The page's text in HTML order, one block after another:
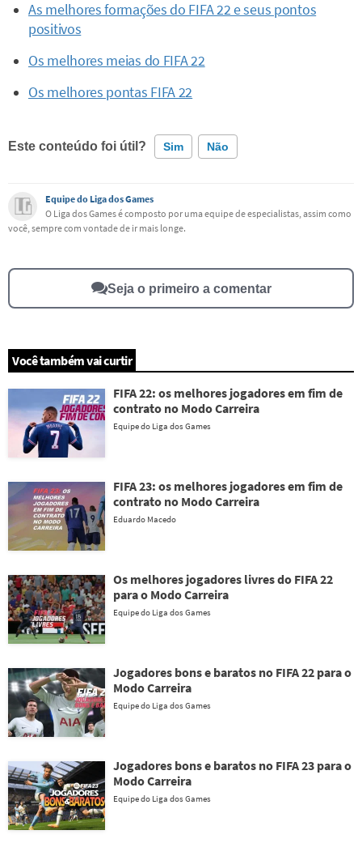
As melhores formações do FIFA 22 e seus pontos
positivos
Os melhores meias do FIFA 22
Os melhores pontas FIFA 22
Este conteúdo foi útil? Sim Não
Este conteúdo contém informação incorreta
Este conteúdo não tem a informação que procuro
Equipe do Liga dos Games
O Liga dos Games é composto por uma equipe de especialistas, assim como
você, sempre com vontade de ir mais longe.
Seja o primeiro a comentar
Você também vai curtir
FIFA 22: os melhores jogadores em fim de
contrato no Modo Carreira
Equipe do Liga dos Games
FIFA 23: os melhores jogadores em fim de
contrato no Modo Carreira
Eduardo Macedo
Os melhores jogadores livres do FIFA 22
para o Modo Carreira
Equipe do Liga dos Games
Jogadores bons e baratos no FIFA 22 para o
Modo Carreira
Equipe do Liga dos Games
Jogadores bons e baratos no FIFA 23 para o
Modo Carreira
Equipe do Liga dos Games